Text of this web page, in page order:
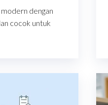
dengan
cocok untuk